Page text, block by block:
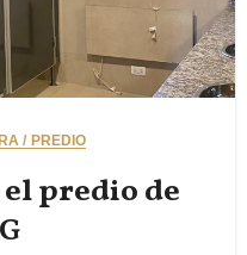
/ PREDIO
predio de